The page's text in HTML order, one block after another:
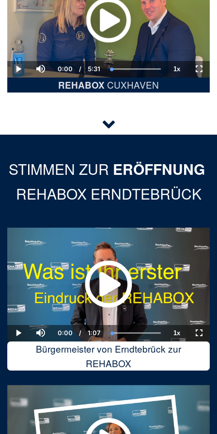
Play Mute
Current
Time
0:00 / Duration
5:31 Loaded:
100.00%
1xPlayback
Rate
REHABOX CUXHAVEN
STIMMEN ZUR ERÖFFNUNG
REHABOX ERNDTEBRÜCK
Play Mute
Current
Time
0:00 / Duration
1:07 Loaded:
100.00%
1xPlayback
Rate
Bürgermeister von Erndtebrück zur
REHABOX